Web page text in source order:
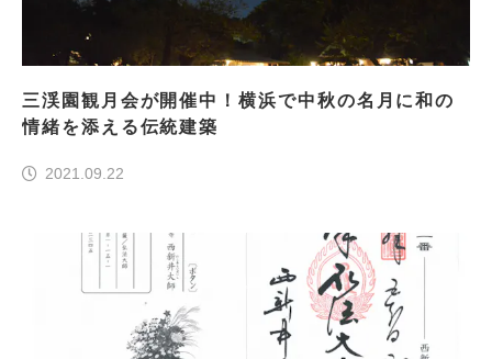
三渓園観月会が開催中！横浜で中秋の名月に和の
情緒を添える伝統建築
2021.09.22